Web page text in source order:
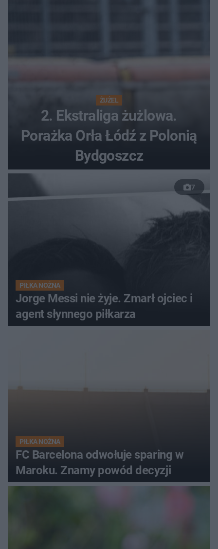
ŻUŻEL
2. Ekstraliga żużlowa.
Porażka Orła Łódź z Polonią
Bydgoszcz
7
PIŁKA NOŻNA
Jorge Messi nie żyje. Zmarł ojciec i
agent słynnego piłkarza
PIŁKA NOŻNA
FC Barcelona odwołuje sparing w
Maroku. Znamy powód decyzji